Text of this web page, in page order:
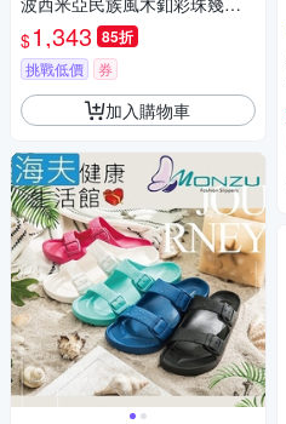
造型坡跟羅馬涼鞋 黑
$1,343 85折
挑戰低價 券
加入購物車